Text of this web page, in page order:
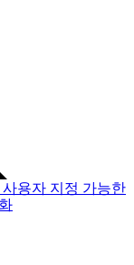
사용자 지정 가능한